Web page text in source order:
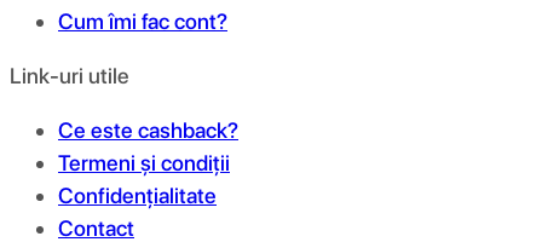
Cum îmi fac cont?
Link-uri utile
Ce este cashback?
Termeni și condiții
Confidențialitate
Contact